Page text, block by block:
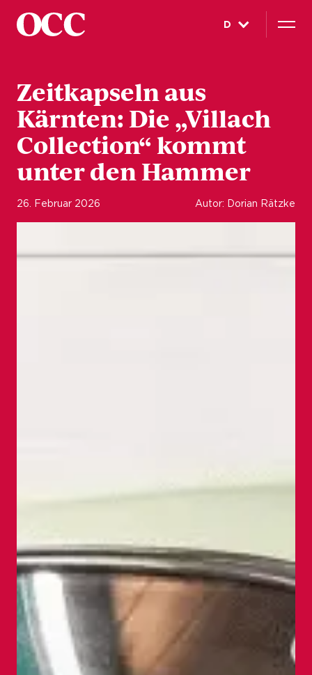
D
Zeitkapseln aus
Kärnten: Die „Villach
Collection“ kommt
unter den Hammer
26. Februar 2026 Autor: Dorian Rätzke